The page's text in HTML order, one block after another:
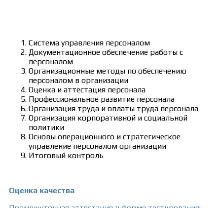
Система управления персоналом
Документационное обеспечение работы с
персоналом
Организационные методы по обеспечению
персоналом в организации
Оценка и аттестация персонала
Профессиональное развитие персонала
Организация труда и оплаты труда персонала
Организация корпоративной и социальной
политики
Основы операционного и стратегическое
управление персоналом организации
Итоговый контроль
Оценка качества